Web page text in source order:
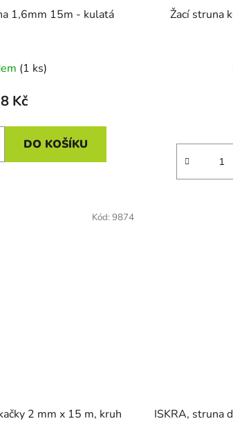
1,6mm 15m - kulatá
(1 ks)
Kč
DO KOŠÍKU
Žací struna
2 mm x 15 m, kruh
Kód: 9874